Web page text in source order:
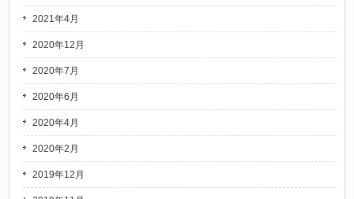
2021年4月
2020年12月
2020年7月
2020年6月
2020年4月
2020年2月
2019年12月